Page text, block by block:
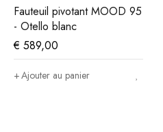
Fauteuil pivotant MOOD 95
- Otello blanc
€ 589,00
Ajouter au panier